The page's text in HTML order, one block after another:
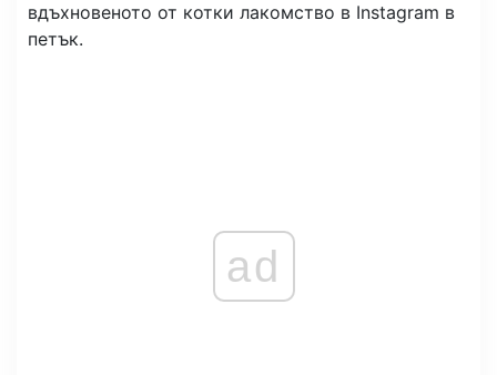
вдъхновеното от котки лакомство в Instagram в
петък.
ad